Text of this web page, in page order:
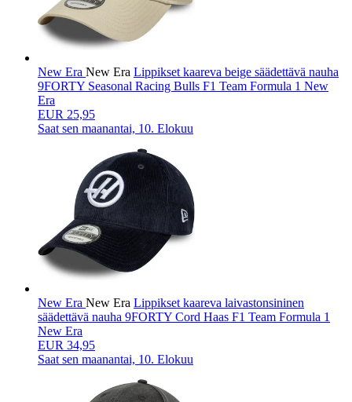
New Era New Era Lippikset kaareva beige säädettävä nauha
9FORTY Seasonal Racing Bulls F1 Team Formula 1 New
Era
EUR 25,95
Saat sen maanantai, 10. Elokuu
New Era New Era Lippikset kaareva laivastonsininen
säädettävä nauha 9FORTY Cord Haas F1 Team Formula 1
New Era
EUR 34,95
Saat sen maanantai, 10. Elokuu